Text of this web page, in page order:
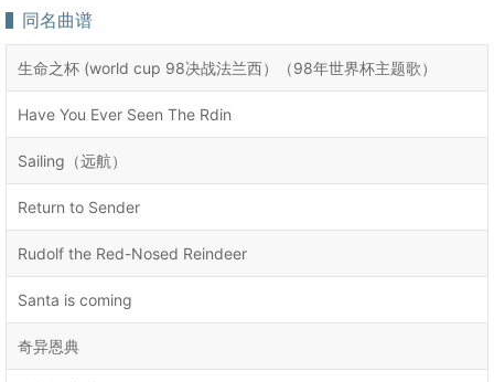
同名曲谱
生命之杯 (world cup 98决战法兰西）（98年世界杯主题歌）
Have You Ever Seen The Rdin
Sailing（远航）
Return to Sender
Rudolf the Red-Nosed Reindeer
Santa is coming
奇异恩典